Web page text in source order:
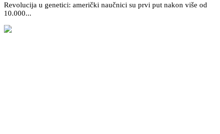
Revolucija u genetici: američki naučnici su prvi put nakon više od
10.000...